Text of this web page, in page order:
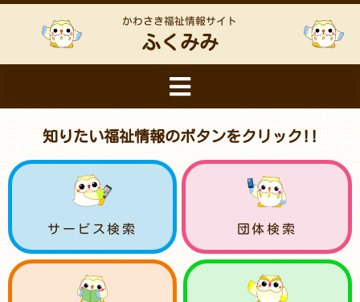
かわさき福祉情報サイト
ふくみみ
知りたい福祉情報のボタンをクリック!!
サービス検索 団体検索